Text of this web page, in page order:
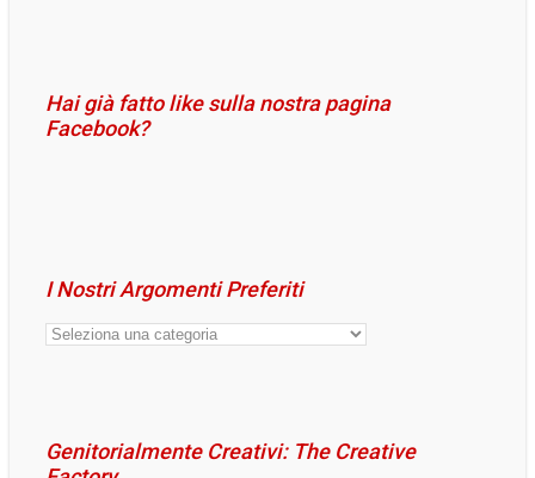
Hai già fatto like sulla nostra pagina
Facebook?
I Nostri Argomenti Preferiti
Genitorialmente Creativi: The Creative